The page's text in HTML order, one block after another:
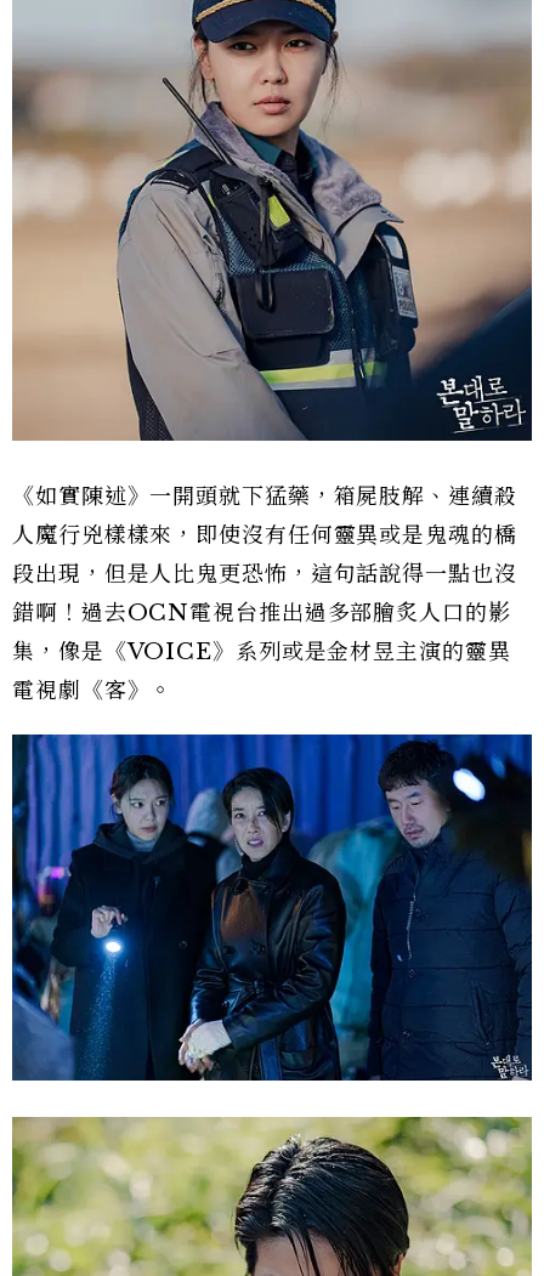
《如實陳述》一開頭就下猛藥，箱屍肢解、連續殺
人魔行兇樣樣來，即使沒有任何靈異或是鬼魂的橋
段出現，但是人比鬼更恐怖，這句話說得一點也沒
錯啊！過去OCN電視台推出過多部膾炙人口的影
集，像是《VOICE》系列或是金材昱主演的靈異
電視劇《客》。